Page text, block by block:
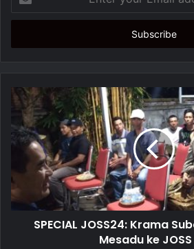
t
r
u
m
l
a
SPECIAL JOSS24: Krama
Mesadu ke